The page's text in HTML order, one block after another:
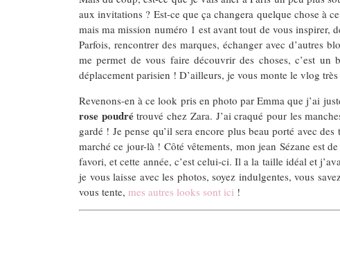
aux invitations ? Est-ce que ça changera quelque chose à
mais ma mission numéro 1 est avant tout de vous inspirer,
Parfois, rencontrer des marques, échanger avec d’autres
me permet de vous faire découvrir des choses, c’est
déplacement parisien ! D’ailleurs, je vous monte le vlog
Revenons-en à ce look pris en photo par Emma que j’ai
rose poudrétrouvé chez Zara. J’ai craqué pour les
gardé ! Je pense qu’il sera encore plus beau porté avec
marché ce jour-là ! Côté vêtements, mon jean Sézane est
favori, et cette année, c’est celui-ci. Il a la taille idéal et
je vous laisse avec les photos, soyez indulgentes, vous
vous tente, mes autres looks sont ici !